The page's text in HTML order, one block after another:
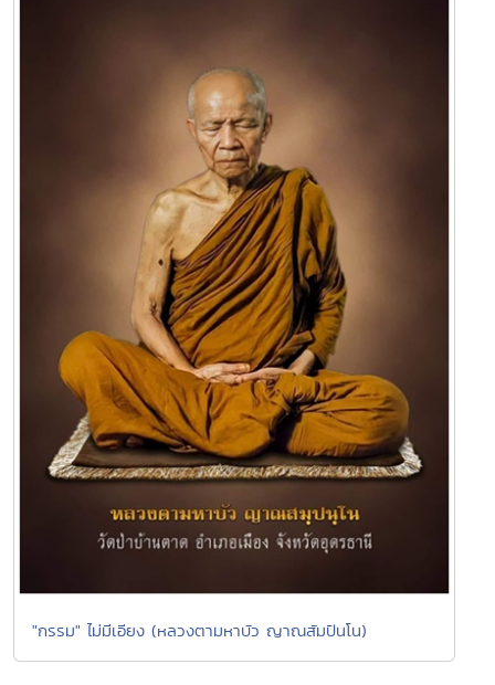
"กรรม" ไม่มีเอียง (หลวงตามหาบัว ญาณสัมปันโน)